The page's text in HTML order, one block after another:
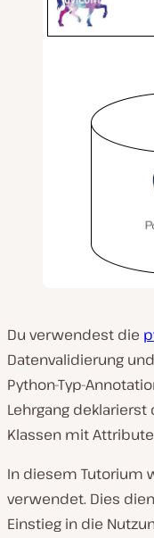
Du verwendest die
Datenvalidierung
Python-Typ-
Lehrgang
Klassen mit
In diesem Tutorium
verwendet. Dies
Einstieg in die